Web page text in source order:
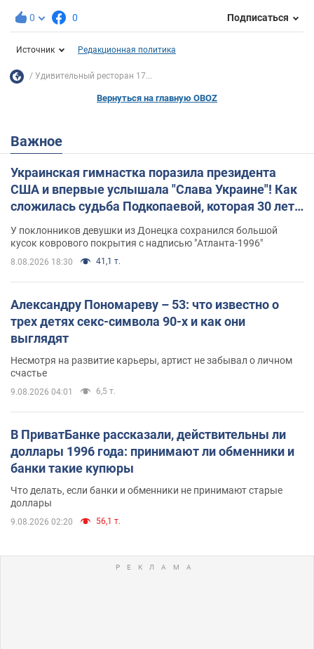
0 0 Подписаться
Источник Редакционная политика
Удивительный ресторан 17...
Вернуться на главную OBOZ
Важное
Украинская гимнастка поразила президента
США и впервые услышала "Слава Украине"! Как
сложилась судьба Подкопаевой, которая 30 лет
У поклонников девушки из Донецка сохранился большой
кусок коврового покрытия с надписью "Атланта-1996"
8.08.2026 18:30 41,1 т.
Александру Пономареву – 53: что известно о
трех детях секс-символа 90-х и как они
выглядят
Несмотря на развитие карьеры, артист не забывал о личном
счастье
9.08.2026 04:01 6,5 т.
В ПриватБанке рассказали, действительны ли
доллары 1996 года: принимают ли обменники и
банки такие купюры
Что делать, если банки и обменники не принимают старые
доллары
9.08.2026 02:20 56,1 т.